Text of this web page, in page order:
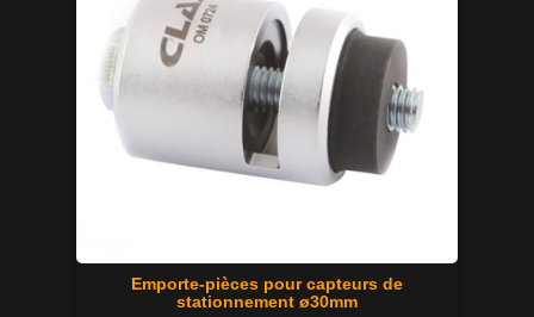
Emporte-pièces pour capteurs de
stationnement ø30mm